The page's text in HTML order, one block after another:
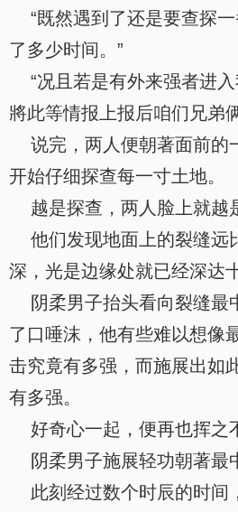
“既然遇到了还是要查探
了多少时间。”
“况且若是有外来强者进入
將此等情报上报后咱们兄弟
说完，两人便朝著面前的
开始仔细探查每一寸土地。
越是探查，两人脸上就越
他们发现地面上的裂缝远
深，光是边缘处就已经深达
阴柔男子抬头看向裂缝最
了口唾沫，他有些难以想像
击究竟有多强，而施展出如
有多强。
好奇心一起，便再也挥之
阴柔男子施展轻功朝著最
此刻经过数个时辰的时间